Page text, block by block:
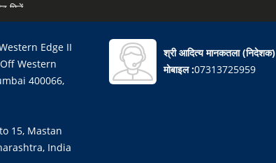
मिलें
और शेकर मशीन
मशीन
चुंबकीय विभाजक
Edge II
Western
400066,
15, Mastan
India
श्री आदित्य मानकतला(निदेशक)
मोबाइल :07313725959